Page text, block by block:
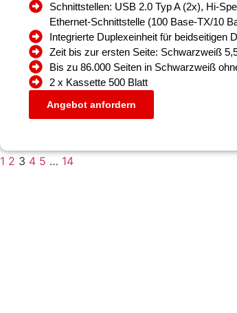
Schnittstellen: USB 2.0 Typ A (2x), Hi-
Ethernet-Schnittstelle (100 Base-TX/10
Integrierte Duplexeinheit für beidseitigen
Zeit bis zur ersten Seite: Schwarzweiß
Bis zu 86.000 Seiten in Schwarzweiß
2 x Kassette 500 Blatt
Angebot anfordern
1 2 3 4 5 … 14